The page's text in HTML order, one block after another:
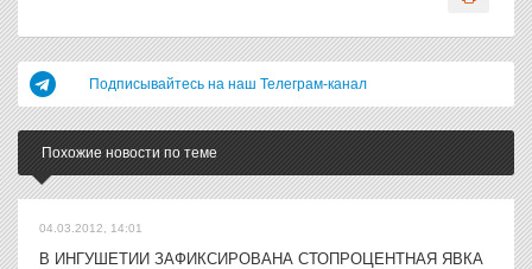
Подписывайтесь на наш Телеграм-канал
Похожие новости по теме
04.03.2012, 14:01
В ИНГУШЕТИИ ЗАФИКСИРОВАНА СТОПРОЦЕНТНАЯ ЯВКА